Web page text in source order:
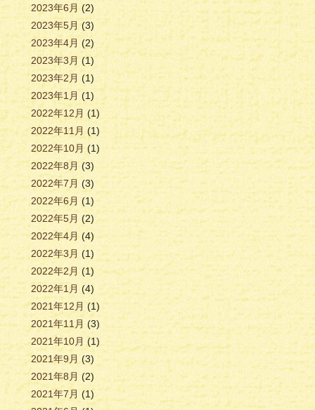
2023年6月(2)
2023年5月(3)
2023年4月(2)
2023年3月(1)
2023年2月 (1)
2023年1月(1)
2022年12月(1)
2022年11月(1)
2022年10月(1)
2022年8月(3)
2022年7月 (3)
2022年6月 (1)
2022年5月(2)
2022年4月(4)
2022年3月(1)
2022年2月(1)
2022年1月 (4)
2021年12月(1)
2021年11月(3)
2021年10月(1)
2021年9月(3)
2021年8月(2)
2021年7月(1)